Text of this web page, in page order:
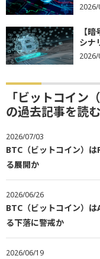
【
シナ
2026/
「ビットコイン
の過去記事を読む
2026/07/03
BTC（ビットコイン）
る展開か
2026/06/26
BTC（ビットコイン）
る下落に警戒か
2026/06/19